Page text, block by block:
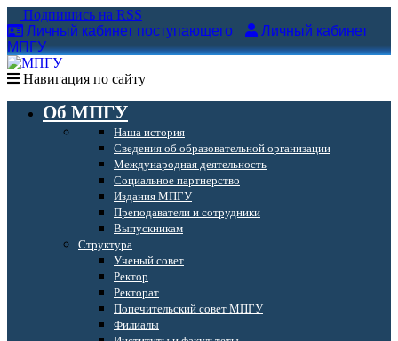
Подпишись на RSS
Личный кабинет поступающего
Личный кабинет
МПГУ
Навигация по сайту
Об МПГУ
Наша история
Сведения об образовательной организации
Международная деятельность
Социальное партнерство
Издания МПГУ
Преподаватели и сотрудники
Выпускникам
Структура
Ученый совет
Ректор
Ректорат
Попечительский совет МПГУ
Филиалы